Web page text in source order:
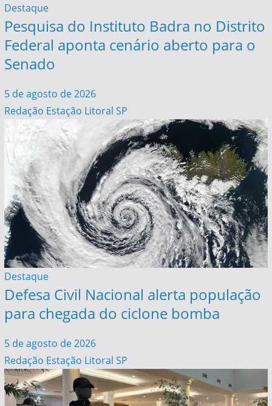
Destaque
Pesquisa do Instituto Badra no Distrito
Federal aponta cenário aberto para o
Senado
5 de agosto de 2026
Redação Estação Litoral SP
Destaque
Defesa Civil Nacional alerta população
para chegada do ciclone bomba
5 de agosto de 2026
Redação Estação Litoral SP